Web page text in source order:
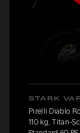
STARK
Pirelli Diablo
110 kg, Titan-